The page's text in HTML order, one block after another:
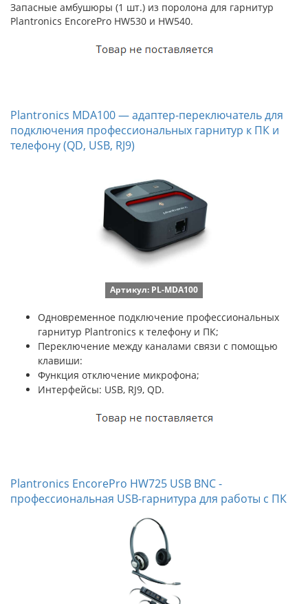
Запасные амбушюры (1 шт.) из поролона для гарнитур
Plantronics EncorePro HW530 и HW540.
Plantronics MDA100 — адаптер-переключатель для
подключения профессиональных гарнитур к ПК и
телефону (QD, USB, RJ9)
Артикул: PL-MDA100
Одновременное подключение профессиональных
гарнитур Plantronics к телефону и ПК;
Переключение между каналами связи с помощью
клавиши:
Функция отключение микрофона;
Интерфейсы: USB, RJ9, QD.
Plantronics EncorePro HW725 USB BNC -
профессиональная USB-гарнитура для работы с ПК